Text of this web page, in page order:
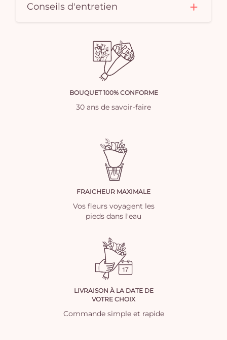
Conseils d'entretien
BOUQUET 100% CONFORME
30 ans de savoir-faire
FRAICHEUR MAXIMALE
Vos fleurs voyagent les
pieds dans l'eau
LIVRAISON À LA DATE DE
VOTRE CHOIX
Commande simple et rapide